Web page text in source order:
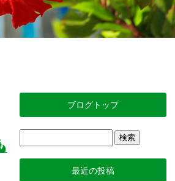
ブログトップ
最近の投稿